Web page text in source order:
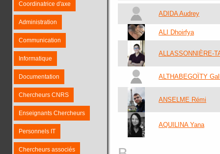
Coordinatrice d'axe
Administration
Communication
Informatique
Documentation
Chercheurs CNRS
Enseignants Chercheurs
Personnels IT
Chercheurs associés
ADIDA Audrey
ALI Dhoirfya
ALLASSONNIÈRE-
ALTHABEGOÏTY
ANSELME Rémi
AQUILINA Yana